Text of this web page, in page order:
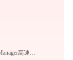
IDM下载工具使用教程：Internet Download Manager高速下载与视频抓取完全指南